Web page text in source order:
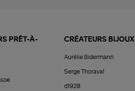
PRÊT-À-
CRÉATEURS BIJOUX
Aurélie Bidermann
Serge Thoraval
d1928